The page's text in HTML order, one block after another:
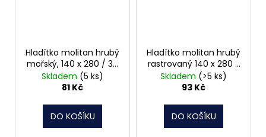
Hladítko molitan hrubý
mořský, 140 x 280 / 30
mm, 066672
Skladem (5 ks)
81 Kč
DO KOŠÍKU
Hladítko molitan hrubý
rastrovaný 140 x 280 /
30 mm, 066674
Skladem (>5 ks)
93 Kč
DO KOŠÍKU